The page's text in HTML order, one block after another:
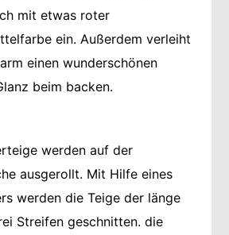
mit etwas roter
ein. Außerdem verleiht
einen wunderschönen
beim backen.
werden auf der
ausgerollt. Mit Hilfe eines
werden die Teige der länge
Streifen geschnitten. die